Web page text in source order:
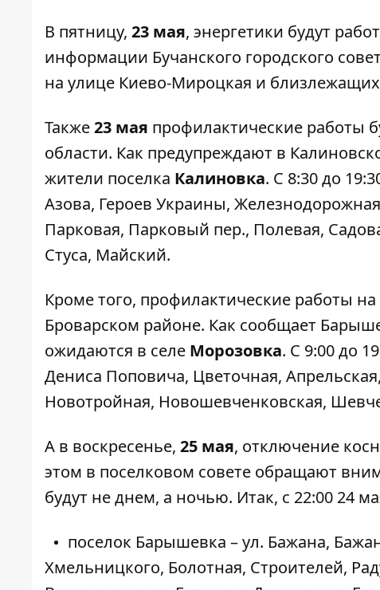
В пятницу, 23 мая, энергетики будут
информации Бучанского городского
на улице Киево-Мироцкая и
Также23 мая профилактические работы
области. Как предупреждают в
жители поселка Калиновка. С 8:30 до
Азова, Героев Украины,
Парковая, Парковый пер., Полевая,
Стуса, Майский.
Кроме того, профилактические работы на
Броварском районе. Как сообщает
ожидаются в селе Морозовка. С 9:00 до
Дениса Поповича, Цветочная,
Новотройная, Новошевченковская,
А в воскресенье, 25 мая, отключение
этом в поселковом совете обращают
будут не днем, а ночью. Итак, с 22:00 24
поселок Барышевка – ул. Бажана,
Хмельницкого, Болотная, Строителей,